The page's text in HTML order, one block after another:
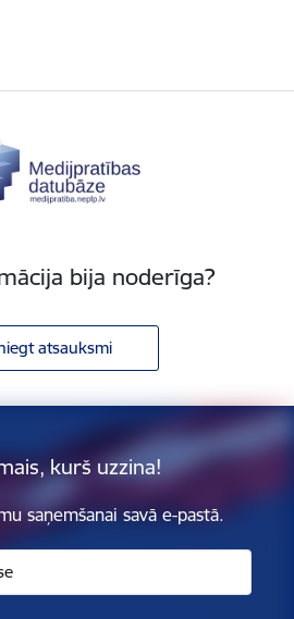
bija noderīga?
atsauksmi
kurš uzzina!
saņemšanai savā e-pastā.